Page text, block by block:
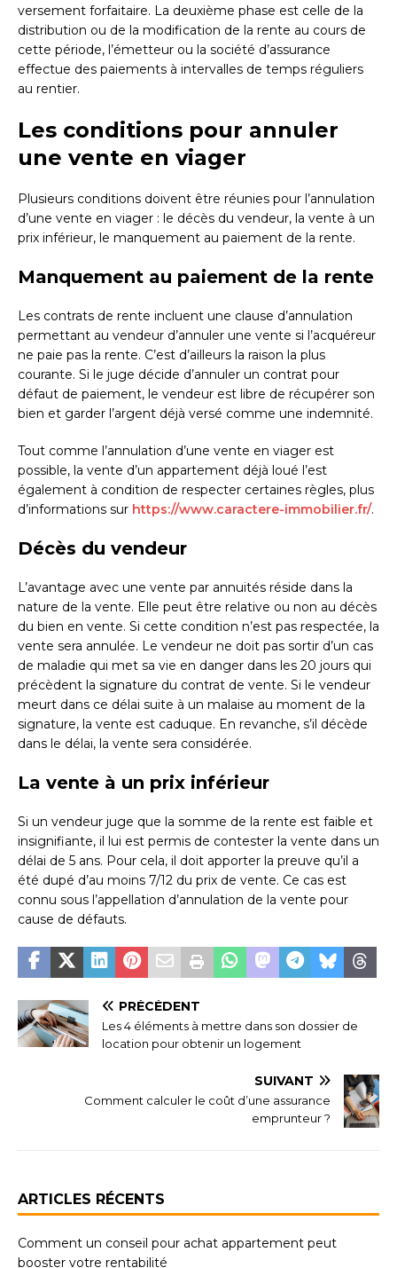
versement forfaitaire. La deuxième phase est celle de la
distribution ou de la modification de la rente au cours de
cette période, l’émetteur ou la société d’assurance
effectue des paiements à intervalles de temps réguliers
au rentier.
Les conditions pour annuler
une vente en viager
Plusieurs conditions doivent être réunies pour l’annulation
d’une vente en viager : le décès du vendeur, la vente à un
prix inférieur, le manquement au paiement de la rente.
Manquement au paiement de la rente
Les contrats de rente incluent une clause d’annulation
permettant au vendeur d’annuler une vente si l’acquéreur
ne paie pas la rente. C’est d’ailleurs la raison la plus
courante. Si le juge décide d’annuler un contrat pour
défaut de paiement, le vendeur est libre de récupérer son
bien et garder l’argent déjà versé comme une indemnité.
Tout comme l’annulation d’une vente en viager est
possible, la vente d’un appartement déjà loué l’est
également à condition de respecter certaines règles, plus
d’informations sur https://www.caractere-immobilier.fr/.
Décès du vendeur
L’avantage avec une vente par annuités réside dans la
nature de la vente. Elle peut être relative ou non au décès
du bien en vente. Si cette condition n’est pas respectée, la
vente sera annulée. Le vendeur ne doit pas sortir d’un cas
de maladie qui met sa vie en danger dans les 20 jours qui
précèdent la signature du contrat de vente. Si le vendeur
meurt dans ce délai suite à un malaise au moment de la
signature, la vente est caduque. En revanche, s’il décède
dans le délai, la vente sera considérée.
La vente à un prix inférieur
Si un vendeur juge que la somme de la rente est faible et
insignifiante, il lui est permis de contester la vente dans un
délai de 5 ans. Pour cela, il doit apporter la preuve qu’il a
été dupé d’au moins 7/12 du prix de vente. Ce cas est
connu sous l’appellation d’annulation de la vente pour
cause de défauts.
PRÉCÉDENT
Les 4 éléments à mettre dans son dossier de
location pour obtenir un logement
SUIVANT
Comment calculer le coût d’une assurance
emprunteur ?
ARTICLES RÉCENTS
Comment un conseil pour achat appartement peut
booster votre rentabilité